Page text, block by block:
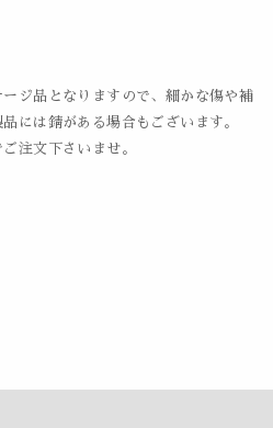
ジ品となりますので、細かな傷や補
には錆がある場合もございます。
注文下さいませ。